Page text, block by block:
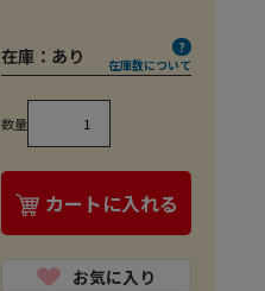
在庫： あり 在庫数について
数量
カートに入れる
お気に入り